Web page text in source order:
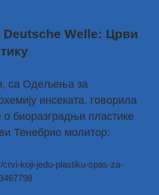
Welle: Црви
, са Одељења за
инсеката, говорила
о биоразградњи пластике
Тенебрио молитор:
koji-jedu-plastiku-spas-za-